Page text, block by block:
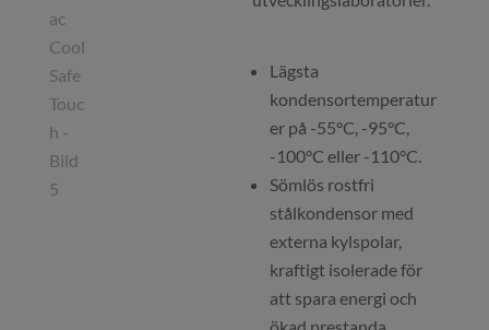
Lägsta
kondensortemperatur
er på -55°C, -95°C,
-100°C eller -110°C.
Sömlös rostfri
stålkondensor med
externa kylspolar,
kraftigt isolerade för
att spara energi och